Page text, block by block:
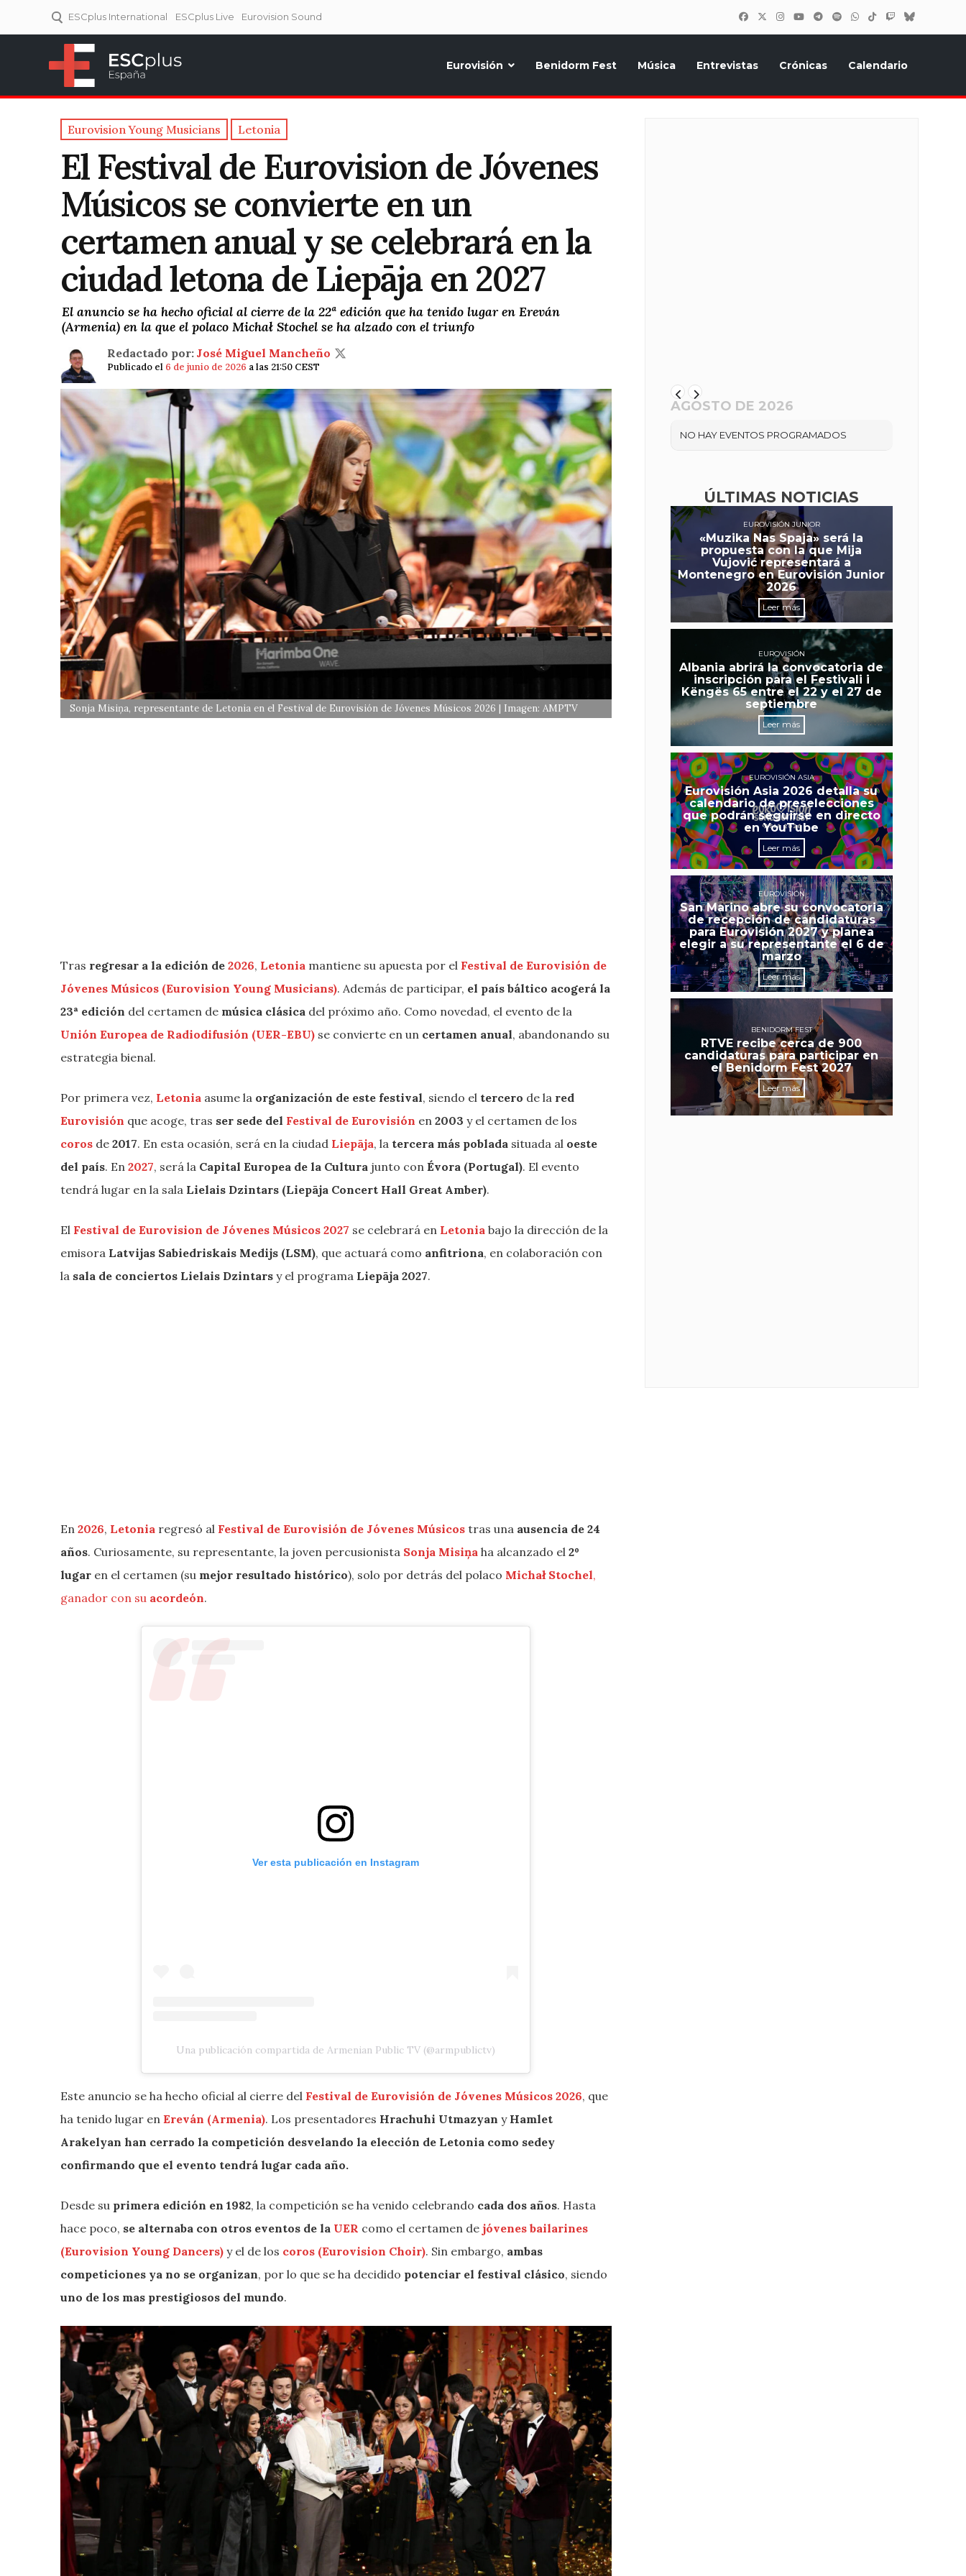
ESCplus International ESCplus Live Eurovision Sound
Eurovisión Benidorm Fest Música Entrevistas Crónicas Calendario
Eurovision Young Musicians Letonia
El Festival de Eurovision de Jóvenes
Músicos se convierte en un
certamen anual y se celebrará en la
ciudad letona de Liepāja en 2027
El anuncio se ha hecho oficial al cierre de la 22ª edición que ha tenido lugar en Ereván
(Armenia) en la que el polaco Michał Stochel se ha alzado con el triunfo
Redactado por: José Miguel Mancheño
Publicado el 6 de junio de 2026 a las 21:50 CEST
Sonja Misiņa, representante de Letonia en el Festival de Eurovisión de Jóvenes Músicos 2026 | Imagen: AMPTV
Tras regresar a la edición de 2026, Letonia mantiene su apuesta por el Festival de Eurovisión de
Jóvenes Músicos (Eurovision Young Musicians). Además de participar, el país báltico acogerá la
23ª edición del certamen de música clásica del próximo año. Como novedad, el evento de la
Unión Europea de Radiodifusión (UER-EBU) se convierte en un certamen anual, abandonando su
estrategia bienal.
Por primera vez, Letonia asume la organización de este festival, siendo el tercero de la red
Eurovisión que acoge, tras ser sede del Festival de Eurovisión en 2003 y el certamen de los
coros de 2017. En esta ocasión, será en la ciudad Liepāja, la tercera más poblada situada al oeste
del país. En 2027, será la Capital Europea de la Cultura junto con Évora (Portugal). El evento
tendrá lugar en la sala Lielais Dzintars (Liepāja Concert Hall Great Amber).
El Festival de Eurovision de Jóvenes Músicos 2027 se celebrará en Letonia bajo la dirección de la
emisora Latvijas Sabiedriskais Medijs (LSM), que actuará como ​​ anfitriona, en colaboración con
la sala de conciertos Lielais Dzintars y el programa Liepāja 2027.
En 2026, Letonia regresó al Festival de Eurovisión de Jóvenes Músicos tras una ausencia de 24
años. Curiosamente, su representante, la joven percusionista Sonja Misiņa ha alcanzado el 2º
lugar en el certamen (su mejor resultado histórico), solo por detrás del polaco Michał Stochel,
ganador con su acordeón.
Ver esta publicación en Instagram
Una publicación compartida de Armenian Public TV (@armpublictv)
Este anuncio se ha hecho oficial al cierre del Festival de Eurovisión de Jóvenes Músicos 2026, que
ha tenido lugar en Ereván (Armenia). Los presentadores Hrachuhi Utmazyan y Hamlet
Arakelyan han cerrado la competición desvelando la elección de Letonia como sedey
confirmando que el evento tendrá lugar cada año.
Desde su primera edición en 1982, la competición se ha venido celebrando cada dos años. Hasta
hace poco, se alternaba con otros eventos de la UER como el certamen de jóvenes bailarines
(Eurovision Young Dancers) y el de los coros (Eurovision Choir). Sin embargo, ambas
competiciones ya no se organizan, por lo que se ha decidido potenciar el festival clásico, siendo
uno de los mas prestigiosos del mundo.
AGOSTO DE 2026
NO HAY EVENTOS PROGRAMADOS
ÚLTIMAS NOTICIAS
EUROVISIÓN JUNIOR
«Muzika Nas Spaja» será la
propuesta con la que Mija
Vujović representará a
Montenegro en Eurovisión Junior
2026
Leer más
EUROVISIÓN
Albania abrirá la convocatoria de
inscripción para el Festivali i
Këngës 65 entre el 22 y el 27 de
septiembre
Leer más
EUROVISIÓN ASIA
Eurovisión Asia 2026 detalla su
calendario de preselecciones
que podrán seguirse en directo
en YouTube
Leer más
EUROVISIÓN
San Marino abre su convocatoria
de recepción de candidaturas
para Eurovisión 2027 y planea
elegir a su representante el 6 de
marzo
Leer más
BENIDORM FEST
RTVE recibe cerca de 900
candidaturas para participar en
el Benidorm Fest 2027
Leer más